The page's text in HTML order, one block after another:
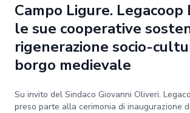
Campo Ligure. Legacoop
le sue cooperative
rigenerazione socio-
borgo medievale
Su invito del Sindaco Giovanni Oliveri,
preso parte alla cerimonia di inaugurazione